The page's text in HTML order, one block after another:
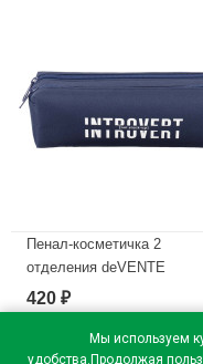
Мы используем
удобства.Продолжая
Пенал-косметичка 2
отделения deVENTE
Интроверт (Introvert)
210x60x60мм темно-синий
арт.7020669
420 ₽